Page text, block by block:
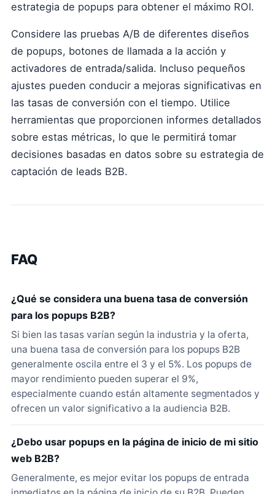
estrategia de popups para obtener el máximo ROI.
Considere las pruebas A/B de diferentes diseños
de popups, botones de llamada a la acción y
activadores de entrada/salida. Incluso pequeños
ajustes pueden conducir a mejoras significativas en
las tasas de conversión con el tiempo. Utilice
herramientas que proporcionen informes detallados
sobre estas métricas, lo que le permitirá tomar
decisiones basadas en datos sobre su estrategia de
captación de leads B2B.
FAQ
¿Qué se considera una buena tasa de conversión
para los popups B2B?
Si bien las tasas varían según la industria y la oferta,
una buena tasa de conversión para los popups B2B
generalmente oscila entre el 3 y el 5%. Los popups de
mayor rendimiento pueden superar el 9%,
especialmente cuando están altamente segmentados y
ofrecen un valor significativo a la audiencia B2B.
¿Debo usar popups en la página de inicio de mi sitio
web B2B?
Generalmente, es mejor evitar los popups de entrada